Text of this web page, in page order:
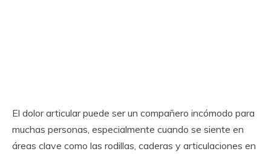
El dolor articular puede ser un compañero incómodo para
muchas personas, especialmente cuando se siente en
áreas clave como las rodillas, caderas y articulaciones en